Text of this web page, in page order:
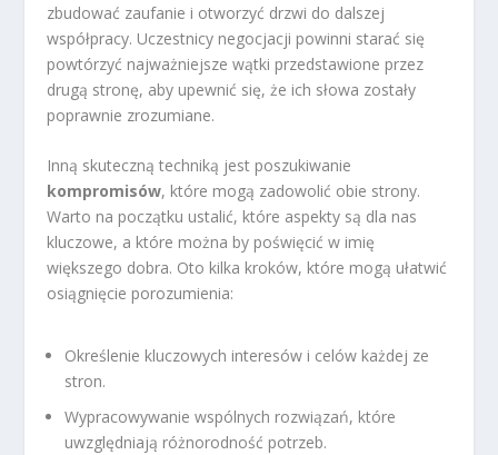
zbudować zaufanie i otworzyć drzwi do dalszej
współpracy. Uczestnicy negocjacji powinni starać się
powtórzyć najważniejsze wątki przedstawione przez
drugą stronę, aby upewnić się, że ich słowa zostały
poprawnie zrozumiane.
Inną skuteczną techniką jest poszukiwanie
kompromisów, które mogą zadowolić obie strony.
Warto na początku ustalić, które aspekty są dla nas
kluczowe, a które można by poświęcić w imię
większego dobra. Oto kilka kroków, które mogą ułatwić
osiągnięcie porozumienia:
Określenie kluczowych interesów i celów każdej ze
stron.
Wypracowywanie wspólnych rozwiązań, które
uwzględniają różnorodność potrzeb.